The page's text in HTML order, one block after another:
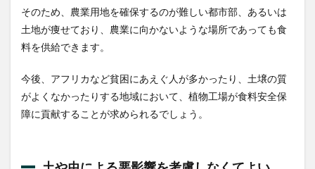
そのため、農業用地を確保するのが難しい都市部、あるいは
土地が痩せており、農業に向かないような場所であっても食
料を供給できます。
今後、アフリカなど貧困にあえぐ人が多かったり、土壌の質
がよくなかったりする地域において、植物工場が食料安全保
障に貢献することが求められるでしょう。